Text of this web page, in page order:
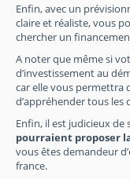
Enfin, avec un
claire et réaliste, vous
chercher un
A noter que même si
d’investissement au
car elle vous permettra
d’appréhender tous les
Enfin, il est judicieux de
pourraient proposer
vous êtes demandeur
france.